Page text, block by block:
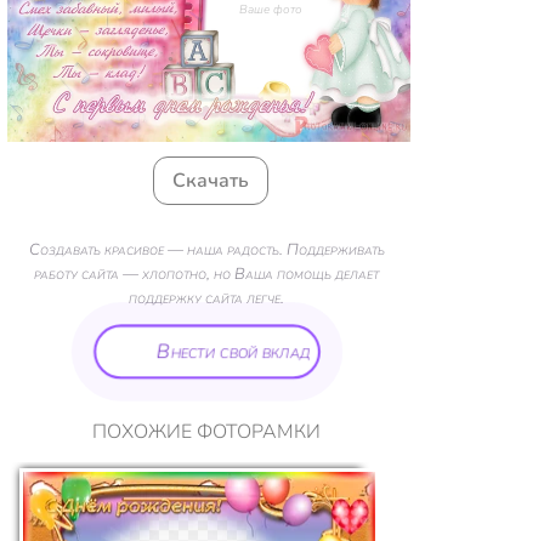
Ваше фото
Скачать
Создавать красивое — наша радость. Поддерживать
работу сайта — хлопотно, но Ваша помощь делает
поддержку сайта легче.
Внести свой вклад
ПОХОЖИЕ ФОТОРАМКИ